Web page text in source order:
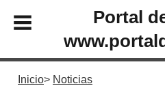
Portal
Inicio Noticias